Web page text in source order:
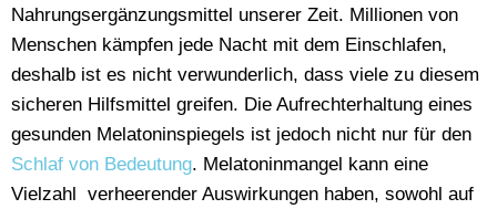
Nahrungsergänzungsmittel unserer Zeit. Millionen von
Menschen kämpfen jede Nacht mit dem Einschlafen,
deshalb ist es nicht verwunderlich, dass viele zu diesem
sicheren Hilfsmittel greifen. Die Aufrechterhaltung eines
gesunden Melatoninspiegels ist jedoch nicht nur für den
Schlaf von Bedeutung. Melatoninmangel kann eine
Vielzahl verheerender Auswirkungen haben, sowohl auf